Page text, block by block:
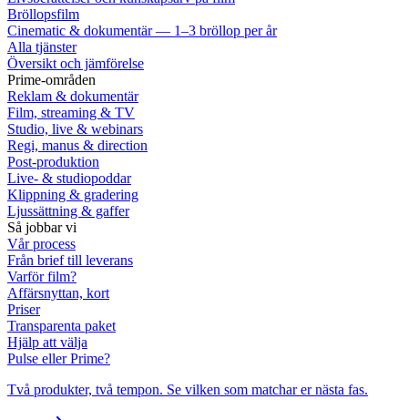
Bröllopsfilm
Cinematic & dokumentär — 1–3 bröllop per år
Alla tjänster
Översikt och jämförelse
Prime-områden
Reklam & dokumentär
Film, streaming & TV
Studio, live & webinars
Regi, manus & direction
Post-produktion
Live- & studiopoddar
Klippning & gradering
Ljussättning & gaffer
Så jobbar vi
Vår process
Från brief till leverans
Varför film?
Affärsnyttan, kort
Priser
Transparenta paket
Hjälp att välja
Pulse eller Prime?
Två produkter, två tempon. Se vilken som matchar er nästa fas.